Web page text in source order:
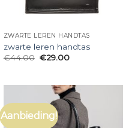
ZWARTE LEREN HANDTAS
zwarte leren handtas
€44.00 €29.00
Aanbieding!